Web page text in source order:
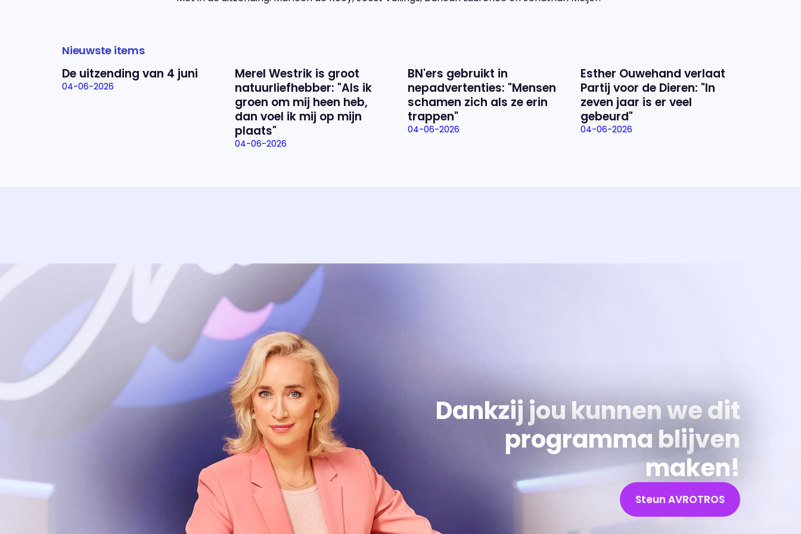
Nieuwste items
De uitzending van 4 juni
04-06-2026
Merel Westrik is groot
natuurliefhebber: "Als ik
groen om mij heen heb,
dan voel ik mij op mijn
plaats"
04-06-2026
BN'ers gebruikt in
nepadvertenties: "Mensen
schamen zich als ze erin
trappen"
04-06-2026
Esther Ouwehand verlaat
Partij voor de Dieren: "In
zeven jaar is er veel
gebeurd"
04-06-2026
Dankzij jou kunnen we dit
programma blijven
maken!
Steun AVROTROS